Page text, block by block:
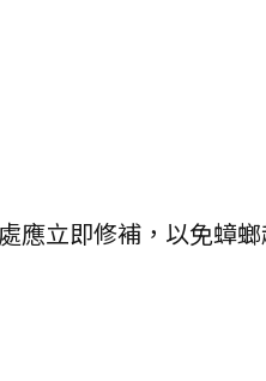
應立即修補，以免蟑